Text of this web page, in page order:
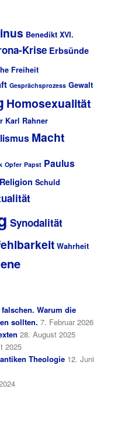
Benedikt XVI.
Krise Erbsünde
Freiheit
Gesprächsprozess Gewalt
Homosexualität
Karl Rahner
Macht
Opfer Papst Paulus
Religion Schuld
Synodalität
Wahrheit
Warum die
sollten. 7. Februar 2026
28. August 2025
2025
Theologie 12. Juni